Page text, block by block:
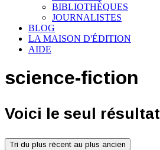
BIBLIOTHÈQUES
JOURNALISTES
BLOG
LA MAISON D'ÉDITION
AIDE
science-fiction
Voici le seul résultat
Tri du plus récent au plus ancien